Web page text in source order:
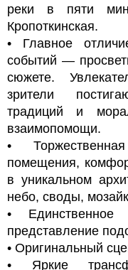
реки в пяти
Кропоткинская.
• Главное
событий —
сюжете.
зрители
традиций и
взаимопомощи.
•
помещения,
в уникальном
небо, своды,
• Единственное
представление
• Оригинальный
• Яркие